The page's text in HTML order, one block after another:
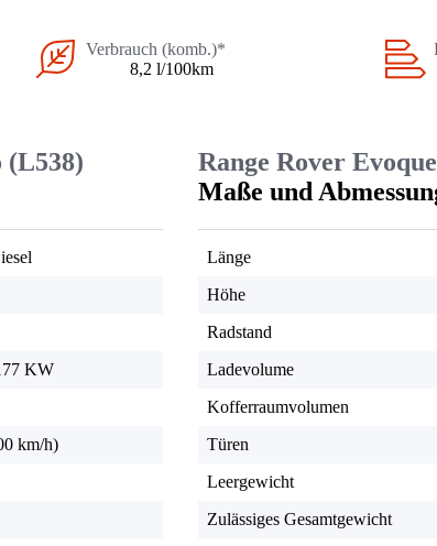
Verbrauch (komb.)*
8,2 l/100km
(L538)
KW
km/h)
Range Rover
Maße und
Länge
Höhe
Radstand
Ladevolume
Kofferraumvolumen
Türen
Leergewicht
Zulässiges Gesamtgewicht